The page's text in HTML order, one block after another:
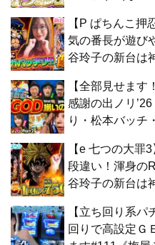
【P ぱちんこ押
気の番長が遊び
谷玲子の新台は
【全部見せます
感謝の出ノリ
り・松本バッチ
【e 七つの大罪
段違い！渾身の
谷玲子の新台は
【立ち回り系
回りで高設定Ｇ